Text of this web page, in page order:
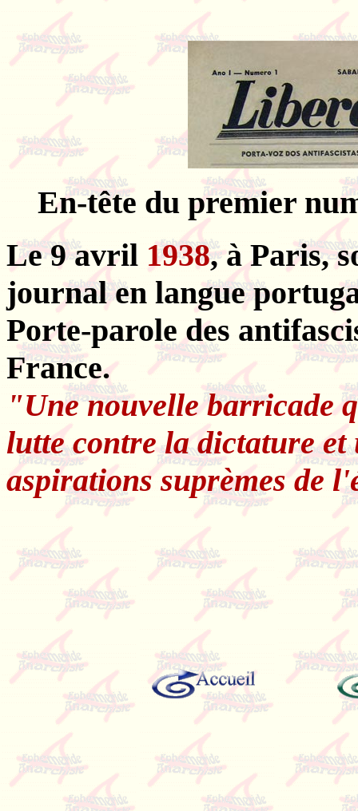
En-tête du premier
Le 9 avril 1938, à Paris,
journal en langue
Porte-parole des
France.
"Une nouvelle barricade
lutte contre la dictature
aspirations suprèmes de